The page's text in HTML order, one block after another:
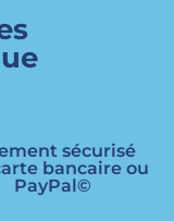
sécurisé
bancaire ou
PayPal©